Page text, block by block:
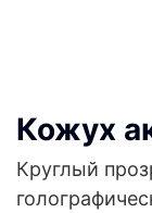
Кожух
Круглый